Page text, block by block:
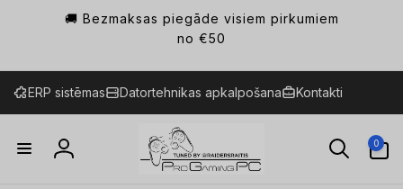
🚚 Bezmaksas piegāde visiem pirkumiem
no €50
ERP sistēmas Datortehnikas apkalpošana Kontakti
Ienākt
0
preces